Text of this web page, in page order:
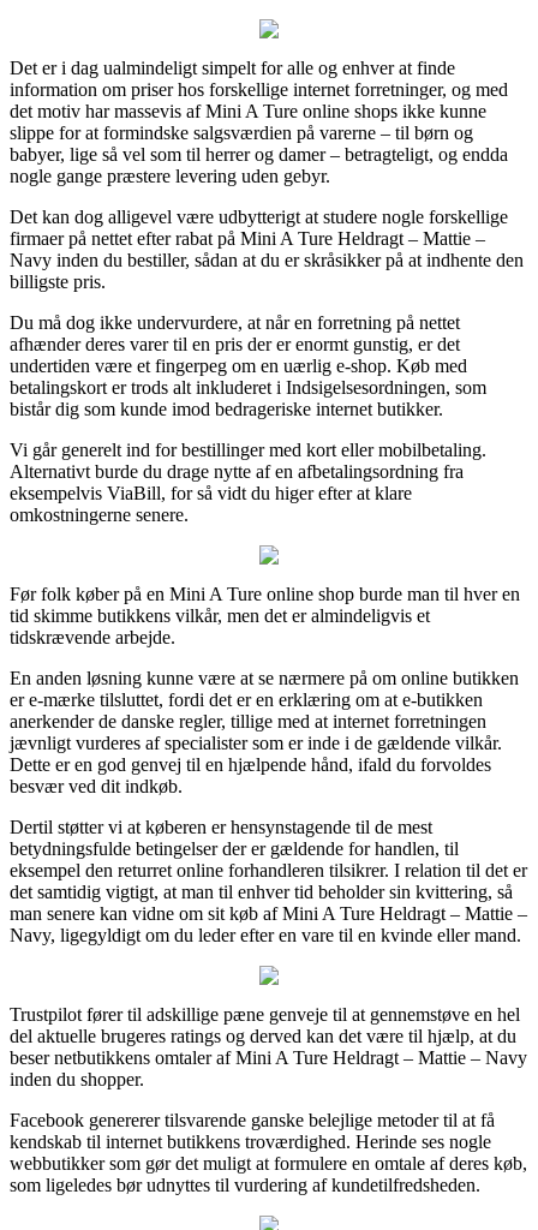
Det er i dag ualmindeligt simpelt for alle og enhver at finde
information om priser hos forskellige internet forretninger, og med
det motiv har massevis af Mini A Ture online shops ikke kunne
slippe for at formindske salgsværdien på varerne – til børn og
babyer, lige så vel som til herrer og damer – betragteligt, og endda
nogle gange præstere levering uden gebyr.
Det kan dog alligevel være udbytterigt at studere nogle forskellige
firmaer på nettet efter rabat på Mini A Ture Heldragt – Mattie –
Navy inden du bestiller, sådan at du er skråsikker på at indhente den
billigste pris.
Du må dog ikke undervurdere, at når en forretning på nettet
afhænder deres varer til en pris der er enormt gunstig, er det
undertiden være et fingerpeg om en uærlig e-shop. Køb med
betalingskort er trods alt inkluderet i Indsigelsesordningen, som
bistår dig som kunde imod bedrageriske internet butikker.
Vi går generelt ind for bestillinger med kort eller mobilbetaling.
Alternativt burde du drage nytte af en afbetalingsordning fra
eksempelvis ViaBill, for så vidt du higer efter at klare
omkostningerne senere.
Før folk køber på en Mini A Ture online shop burde man til hver en
tid skimme butikkens vilkår, men det er almindeligvis et
tidskrævende arbejde.
En anden løsning kunne være at se nærmere på om online butikken
er e-mærke tilsluttet, fordi det er en erklæring om at e-butikken
anerkender de danske regler, tillige med at internet forretningen
jævnligt vurderes af specialister som er inde i de gældende vilkår.
Dette er en god genvej til en hjælpende hånd, ifald du forvoldes
besvær ved dit indkøb.
Dertil støtter vi at køberen er hensynstagende til de mest
betydningsfulde betingelser der er gældende for handlen, til
eksempel den returret online forhandleren tilsikrer. I relation til det er
det samtidig vigtigt, at man til enhver tid beholder sin kvittering, så
man senere kan vidne om sit køb af Mini A Ture Heldragt – Mattie –
Navy, ligegyldigt om du leder efter en vare til en kvinde eller mand.
Trustpilot fører til adskillige pæne genveje til at gennemstøve en hel
del aktuelle brugeres ratings og derved kan det være til hjælp, at du
beser netbutikkens omtaler af Mini A Ture Heldragt – Mattie – Navy
inden du shopper.
Facebook genererer tilsvarende ganske belejlige metoder til at få
kendskab til internet butikkens troværdighed. Herinde ses nogle
webbutikker som gør det muligt at formulere en omtale af deres køb,
som ligeledes bør udnyttes til vurdering af kundetilfredsheden.